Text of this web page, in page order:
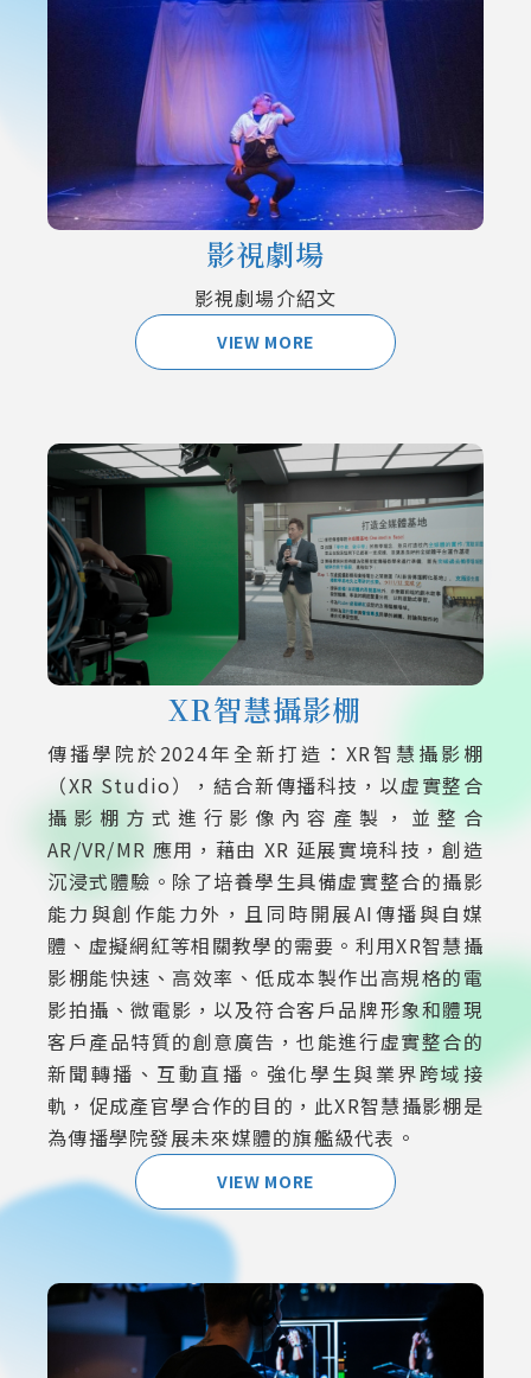
影視劇場
影視劇場介紹文
VIEW MORE
XR智慧攝影棚
傳播學院於2024年全新打造：XR智慧攝影棚
（XR Studio），結合新傳播科技，以虛實整合
攝影棚方式進行影像內容產製，並整合
AR/VR/MR 應用，藉由 XR 延展實境科技，創造
沉浸式體驗。除了培養學生具備虛實整合的攝影
能力與創作能力外，且同時開展AI傳播與自媒
體、虛擬網紅等相關教學的需要。利用XR智慧攝
影棚能快速、高效率、低成本製作出高規格的電
影拍攝、微電影，以及符合客戶品牌形象和體現
客戶產品特質的創意廣告，也能進行虛實整合的
新聞轉播、互動直播。強化學生與業界跨域接
軌，促成產官學合作的目的，此XR智慧攝影棚是
為傳播學院發展未來媒體的旗艦級代表。
VIEW MORE